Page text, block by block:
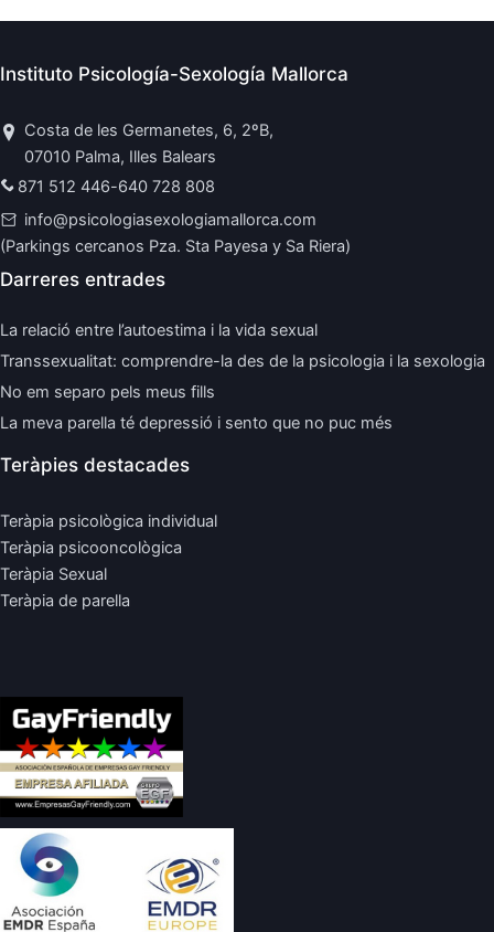
Instituto Psicología-Sexología Mallorca
Costa de les Germanetes, 6, 2ºB,
07010 Palma, Illes Balears
871 512 446-640 728 808
info@psicologiasexologiamallorca.com
(Parkings cercanos Pza. Sta Payesa y Sa Riera)
Darreres entrades
La relació entre l’autoestima i la vida sexual
Transsexualitat: comprendre-la des de la psicologia i la sexologia
No em separo pels meus fills
La meva parella té depressió i sento que no puc més
Teràpies destacades
Teràpia psicològica individual
Teràpia psicooncològica
Teràpia Sexual
Teràpia de parella